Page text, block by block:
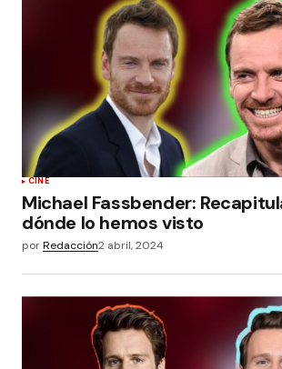
CINE
Michael Fassbender:
dónde lo hemos visto
porRedacción2 abril, 2024